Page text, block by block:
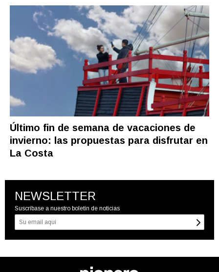
Último fin de semana de vacaciones de
invierno: las propuestas para disfrutar en
La Costa
NEWSLETTER
Suscríbase a nuestro boletín de noticias